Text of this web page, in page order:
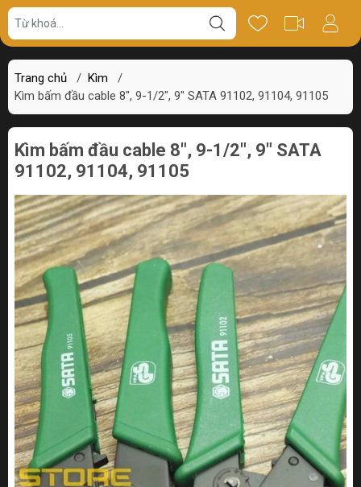
Trang chủ / Kìm
/
Kìm bấm đầu cable 8", 9-1/2", 9" SATA 91102, 91104, 91105
Giá bán Thông số Review
Kìm bấm đầu cable 8", 9-1/2", 9" SATA
91102, 91104, 91105